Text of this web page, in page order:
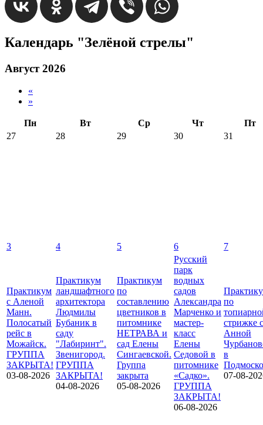
Календарь "Зелёной стрелы"
Август 2026
«
»
Пн Вт Ср Чт
Пт
27
28 29 30 31
3 4 5 6 7
Практикум
с Аленой
Манн.
Полосатый
рейс в
Можайск.
ГРУППА
ЗАКРЫТА!
03-08-2026
Практикум
ландшафтного
архитектора
Людмилы
Бубаник в
саду
"Лабиринт".
Звенигород.
ГРУППА
ЗАКРЫТА!
04-08-2026
Практикум
по
составлению
цветников в
питомнике
НЕТРАВА и
сад Елены
Сингаевской.
Группа
закрыта
05-08-2026
Русский
парк
водных
садов
Александра
Марченко и
мастер-
класс
Елены
Седовой в
питомнике
«Садко».
ГРУППА
ЗАКРЫТА!
06-08-2026
по
стрижке с
Анной
в
07-08-